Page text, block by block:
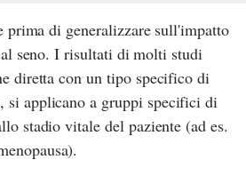
di generalizzare sull'impatto
seno. I risultati di molti studi
diretta con un tipo specifico di
si applicano a gruppi specifici di
stadio vitale del paziente (ad es.